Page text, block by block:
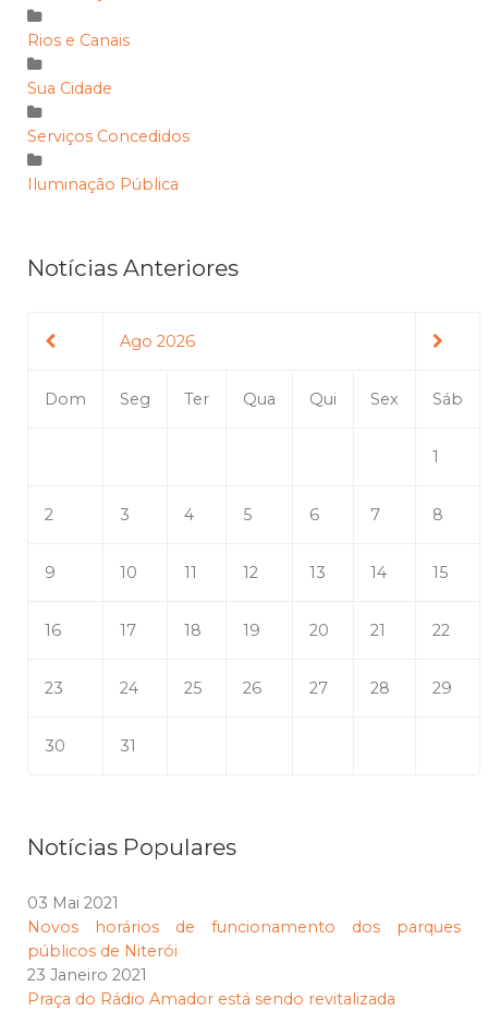
Rios e Canais
Sua Cidade
Serviços Concedidos
Iluminação Pública
Notícias Anteriores
Ago 2026
Dom Seg Ter Qua Qui Sex Sáb
1
2 3 4 5 6 7 8
9 10 11 12 13 14 15
16 17 18 19 20 21 22
23 24 25 26 27 28 29
30 31
Notícias Populares
03 Mai 2021
Novos horários de funcionamento dos parques
públicos de Niterói
23 Janeiro 2021
Praça do Rádio Amador está sendo revitalizada